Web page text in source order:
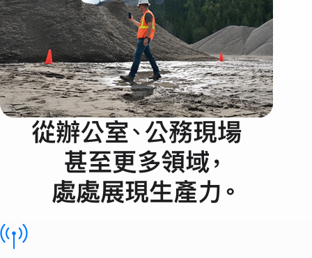
的
每
一
層
級
從辦公室、公務現場
甚至更多領域，
處處展現生產力 。